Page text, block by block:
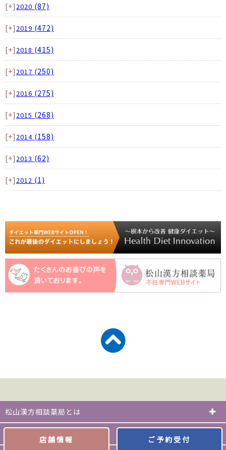
[+] 2020 (87)
[+] 2019 (472)
[+] 2018 (415)
[+] 2017 (250)
[+] 2016 (275)
[+] 2015 (268)
[+] 2014 (158)
[+] 2013 (62)
[+] 2012 (1)
松山漢方相談薬局とは
ダイエットについて
店舗情報 ご予約受付